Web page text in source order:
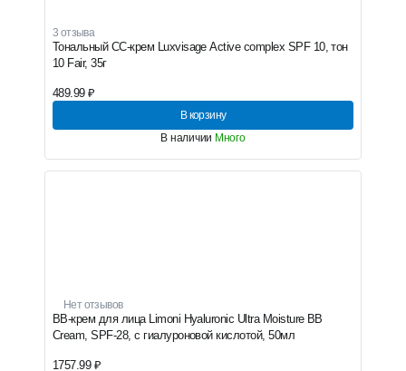
3 отзыва
Тональный CC-крем Luxvisage Active complex SPF 10, тон
10 Fair, 35г
489.99 ₽
В корзину
В наличии Много
Нет отзывов
BB-крем для лица Limoni Hyaluronic Ultra Moisture BB
Cream, SPF-28, с гиалуроновой кислотой, 50мл
1757.99 ₽